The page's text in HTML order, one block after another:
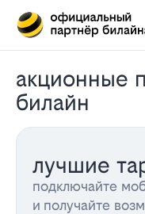
акционные предложения
билайн
лучшие
подключайте
и получайте